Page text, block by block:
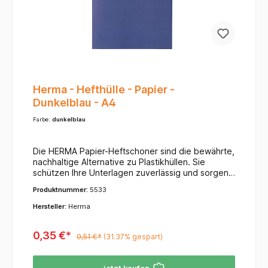
Herma - Hefthülle - Papier -
Dunkelblau - A4
Farbe: dunkelblau
Die HERMA Papier-Heftschoner sind die bewährte,
nachhaltige Alternative zu Plastikhüllen. Sie
schützen Ihre Unterlagen zuverlässig und sorgen
Farbauswahl und des praktischen
Beschriftungsfeldes bleiben Ihre Hefte stets
100 % Recyclingpapier oder Altpapier gefertigt,
Büroalltag. Einige Varianten haben eine Grammatur
Produktnummer: 5533
Hersteller: Herma
0,35 €* 0,51 €* (31.37% gespart)